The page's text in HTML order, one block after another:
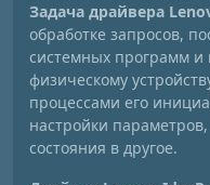
Задача драйвера
обработке запросов,
системных программ и
физическому
процессами его
настройки
состояния в другое.